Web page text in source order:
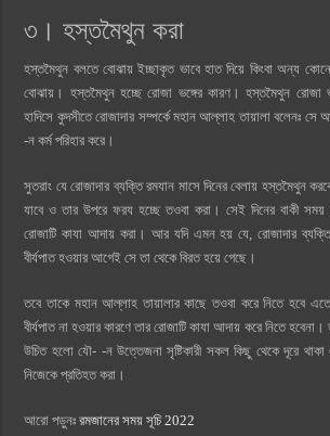
৩। হস্তমৈথুন করা
হস্তমৈথুন বলতে বোঝায় ইচ্ছাকৃত ভাবে হাত দিয়ে কিংবা অন্য
বোঝায়। হস্তমৈথুন হচ্ছে রোজা ভঙ্গের কারণ। হস্তমৈথুন রোজা
হাদিসে কুদসীতে রোজাদার সম্পর্কে মহান আল্লাহ তায়ালা বলেনঃ সে
-ন কর্ম পরিহার করে।
সুতরাং যে রোজাদার ব্যক্তি রমযান মাসে দিনের বেলায় হস্তমৈথুন
যাবে ও তার উপরে ফরয হচ্ছে তওবা করা। সেই দিনের বাকী সময়
রোজাটি কাযা আদায় করা। আর যদি এমন হয় যে, রোজাদার
বীর্যপাত হওয়ার আগেই সে তা থেকে বিরত হয়ে গেছে।
তবে তাকে মহান আল্লাহ তায়ালার কাছে তওবা করে নিতে হবে
বীর্যপাত না হওয়ার কারণে তার রোজাটি কাযা আদায় করে নিতে
উচিত হলো যৌ- -ন উত্তেজনা সৃষ্টিকারী সকল কিছু থেকে দূরে থাকা
নিজেকে প্রতিহত করা।
আরো পড়ুনঃরমজানের সময় সূচি 2022